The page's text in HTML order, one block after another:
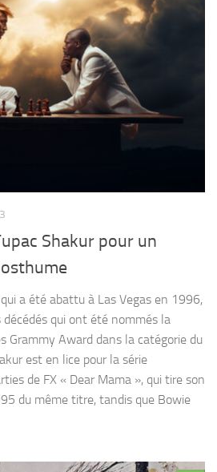
Shakur pour un
a été abattu à Las Vegas en 1996,
qui ont été nommés la
Grammy Award dans la catégorie du
est en lice pour la série
de FX « Dear Mama », qui tire son
du même titre, tandis que Bowie